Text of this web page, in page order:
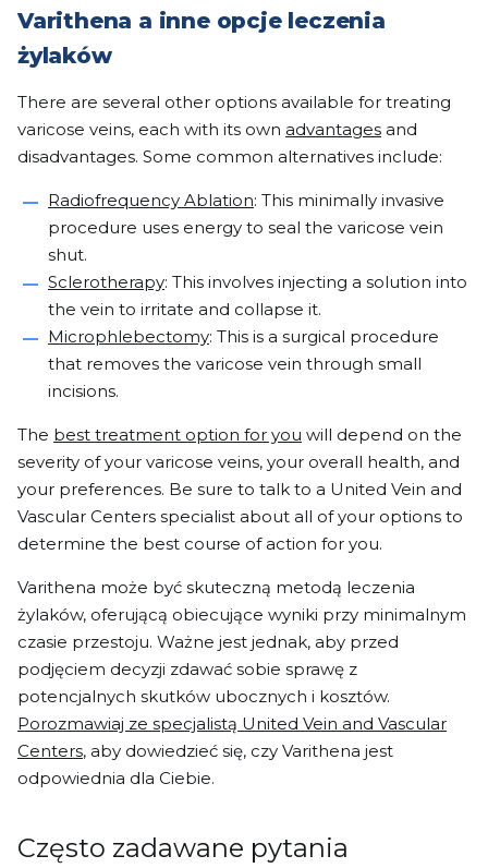
Varithena a inne opcje leczenia
żylaków
There are several other options available for treating
varicose veins, each with its own advantages and
disadvantages. Some common alternatives include:
Radiofrequency Ablation: This minimally invasive
procedure uses energy to seal the varicose vein
shut.
Sclerotherapy: This involves injecting a solution into
the vein to irritate and collapse it.
Microphlebectomy: This is a surgical procedure
that removes the varicose vein through small
incisions.
The best treatment option for you will depend on the
severity of your varicose veins, your overall health, and
your preferences. Be sure to talk to a United Vein and
Vascular Centers specialist about all of your options to
determine the best course of action for you.
Varithena może być skuteczną metodą leczenia
żylaków, oferującą obiecujące wyniki przy minimalnym
czasie przestoju. Ważne jest jednak, aby przed
podjęciem decyzji zdawać sobie sprawę z
potencjalnych skutków ubocznych i kosztów.
Porozmawiaj ze specjalistą United Vein and Vascular
Centers, aby dowiedzieć się, czy Varithena jest
odpowiednia dla Ciebie.
Często zadawane pytania